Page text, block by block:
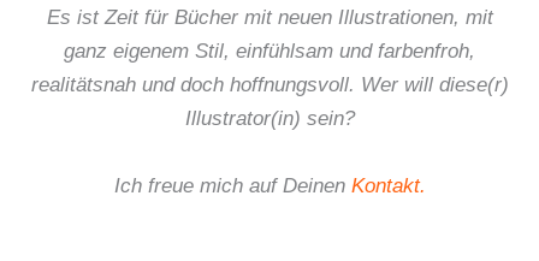
Es ist Zeit für Bücher mit neuen Illustrationen, mit
ganz eigenem Stil, einfühlsam und farbenfroh,
realitätsnah und doch hoffnungsvoll. Wer will diese(r)
Illustrator(in) sein?
Ich freue mich auf Deinen Kontakt.